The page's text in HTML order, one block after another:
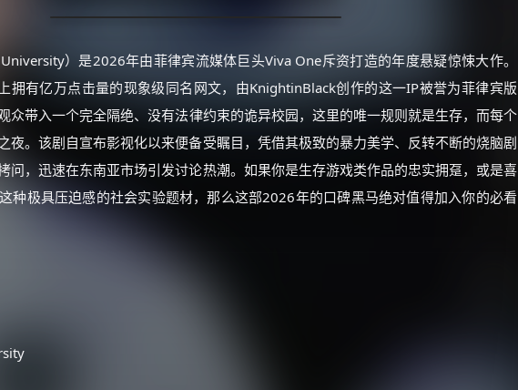
University）是2026年由菲律宾流媒体巨头Viva One斥资打造的年度悬疑惊悚大作。
拥有亿万点击量的现象级同名网文，由KnightinBlack创作的这一IP被誉为菲律宾版
众带入一个完全隔绝、没有法律约束的诡异校园，这里的唯一规则就是生存，而每个
夜。该剧自宣布影视化以来便备受瞩目，凭借其极致的暴力美学、反转不断的烧脑剧
问，迅速在东南亚市场引发讨论热潮。如果你是生存游戏类作品的忠实拥趸，或是喜
这种极具压迫感的社会实验题材，那么这部2026年的口碑黑马绝对值得加入你的必看